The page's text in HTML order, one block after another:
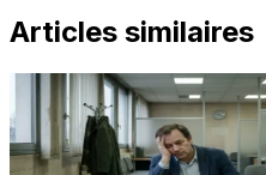
Articles similaires